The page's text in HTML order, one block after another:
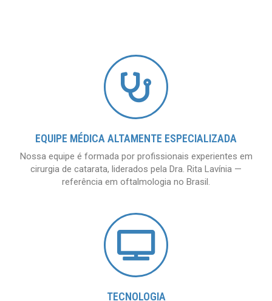
EQUIPE MÉDICA ALTAMENTE ESPECIALIZADA
Nossa equipe é formada por profissionais experientes em
cirurgia de catarata, liderados pela Dra. Rita Lavínia —
referência em oftalmologia no Brasil.
TECNOLOGIA